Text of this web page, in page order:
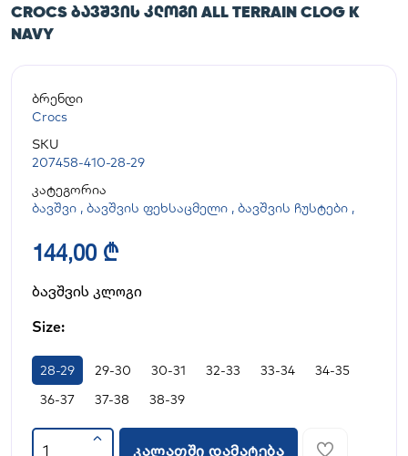
CROCS ᲑᲐᲕᲨᲕᲘᲡ ᲙᲚᲝᲒᲘ ALL TERRAIN CLOG K
NAVY
ბრენდი
Crocs
SKU
207458-410-28-29
კატეგორია
ბავშვი , ბავშვის ფეხსაცმელი , ბავშვის ჩუსტები ,
144,00 ₾
ბავშვის კლოგი
Size:
28-29 29-30 30-31 32-33 33-34
34-35
36-37
37-38 38-39
კალათში დამატება